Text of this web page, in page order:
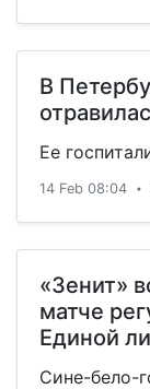
В
Ее
14 Feb 08:04 •
«Зенит»
матче
Единой
Сине-бело-